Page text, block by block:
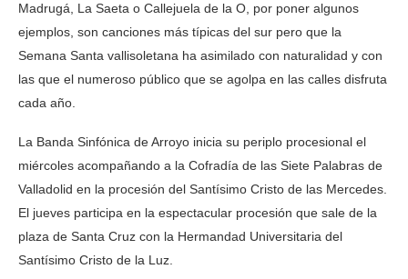
Madrugá, La Saeta o Callejuela de la O, por poner algunos
ejemplos, son canciones más típicas del sur pero que la
Semana Santa vallisoletana ha asimilado con naturalidad y con
las que el numeroso público que se agolpa en las calles disfruta
cada año.
La Banda Sinfónica de Arroyo inicia su periplo procesional el
miércoles acompañando a la Cofradía de las Siete Palabras de
Valladolid en la procesión del Santísimo Cristo de las Mercedes.
El jueves participa en la espectacular procesión que sale de la
plaza de Santa Cruz con la Hermandad Universitaria del
Santísimo Cristo de la Luz.